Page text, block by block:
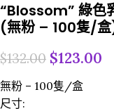
“Blossom” 綠
(無粉 – 100隻/盒)
$132.00 $123.00
無粉 – 100隻/盒
尺寸: